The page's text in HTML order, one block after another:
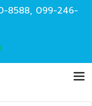
8588, 099-246-